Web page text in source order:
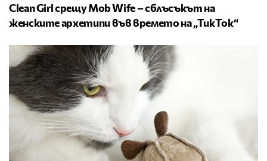
Clean Girl срещу Mob Wife – сблъсъкът на
женските архетипи във времето на „ТикТок“